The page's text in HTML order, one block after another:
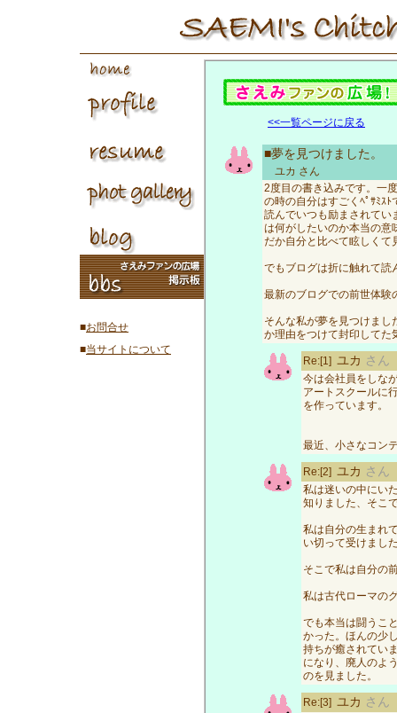
■お問合せ
■当サイトについて
<<一覧ページに戻る
■夢を見つけました。
ユカ さん
2度目の書き込みです。一
の時の自分はすごくﾍﾟｻﾐｽ
読んでいつも励まされてい
は何がしたいのか本当の意
だか自分と比べて眩しくて
でもブログは折に触れて読
最新のブログでの前世体験
そんな私が夢を見つけま
か理由をつけて封印してた
Re:[1] ユカ さん
今は会社員をしな
アートスクールに
を作っています。
最近、小さなコン
Re:[2] ユカ さん
私は迷いの中にい
知りました、そこ
私は自分の生まれ
い切って受けまし
そこで私は自分の
私は古代ローマの
でも本当は闘うこ
かった。ほんの少
持ちが癒されてい
になり、廃人のよ
のを見ました。
Re:[3] ユカ さん